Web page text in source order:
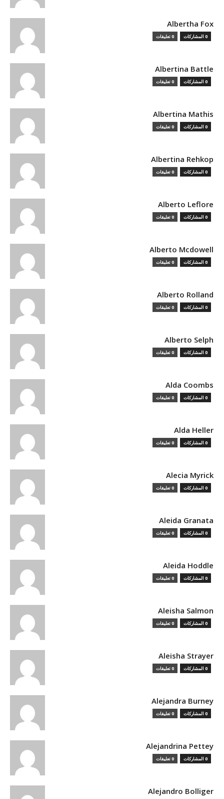
Albertha Fox
0 المشاركات 0 تعليقات
Albertina Battle
0 المشاركات 0 تعليقات
Albertina Mathis
0 المشاركات 0 تعليقات
Albertina Rehkop
0 المشاركات 0 تعليقات
Alberto Leflore
0 المشاركات 0 تعليقات
Alberto Mcdowell
0 المشاركات 0 تعليقات
Alberto Rolland
0 المشاركات 0 تعليقات
Alberto Selph
0 المشاركات 0 تعليقات
Alda Coombs
0 المشاركات 0 تعليقات
Alda Heller
0 المشاركات 0 تعليقات
Alecia Myrick
0 المشاركات 0 تعليقات
Aleida Granata
0 المشاركات 0 تعليقات
Aleida Hoddle
0 المشاركات 0 تعليقات
Aleisha Salmon
0 المشاركات 0 تعليقات
Aleisha Strayer
0 المشاركات 0 تعليقات
Alejandra Burney
0 المشاركات 0 تعليقات
Alejandrina Pettey
0 المشاركات 0 تعليقات
Alejandro Bolliger